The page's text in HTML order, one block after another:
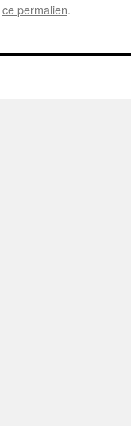
ce permalien.